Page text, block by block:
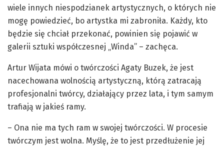
wiele innych niespodzianek artystycznych, o których nie
mogę powiedzieć, bo artystka mi zabroniła. Każdy, kto
będzie się chciał przekonać, powinien się pojawić w
galerii sztuki współczesnej „Winda” – zachęca.
Artur Wijata mówi o twórczości Agaty Buzek, że jest
nacechowana wolnością artystyczną, którą zatracają
profesjonalni twórcy, działający przez lata, i tym samym
trafiają w jakieś ramy.
– Ona nie ma tych ram w swojej twórczości. W procesie
twórczym jest wolna. Myślę, że to jest przedłużenie jej